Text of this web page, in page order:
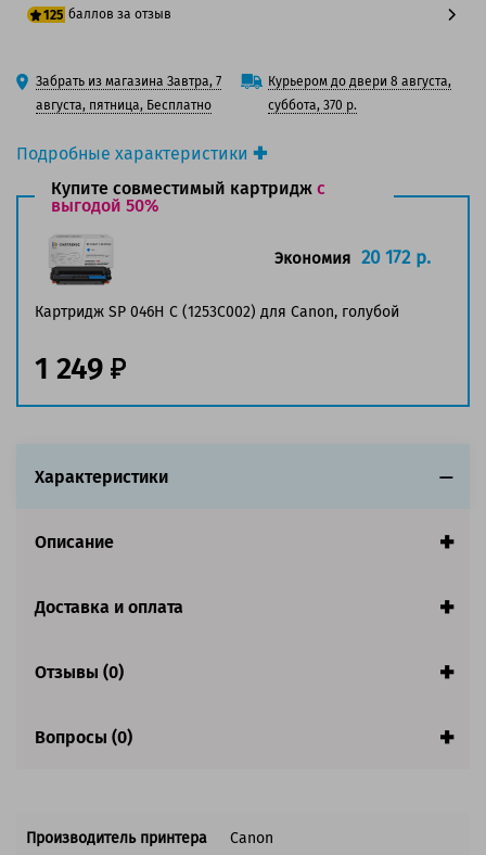
Подробные характеристики
Производитель принтера:Canon
Производитель:Canon
Вид товара:
Оригинальность:
Оригинальный
Цвет:Голубой
Ресурс:5 000 страниц формата А4 при 5%
Совместим с аппаратами
125 баллов за отзыв
100 баллов
125 баллов
Забрать из магазина Завтра, 7
августа, пятница, Бесплатно
Курьером до двери 8 августа,
суббота, 370 р.
Купите совместимый картридж с
выгодой 50%
Картридж SP 046H C (1253C002) для Canon, голубой
Экономия 20 172 р.
1 249
Характеристики
Описание
Доставка и оплата
Отзывы (0)
Вопросы (0)
Производитель принтера Canon